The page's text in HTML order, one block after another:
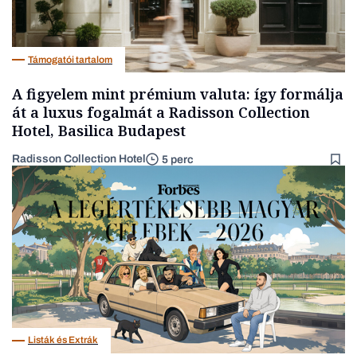
Támogatói tartalom
A figyelem mint prémium valuta: így formálja
át a luxus fogalmát a Radisson Collection
Hotel, Basilica Budapest
Radisson Collection Hotel 5 perc
Listák és Extrák